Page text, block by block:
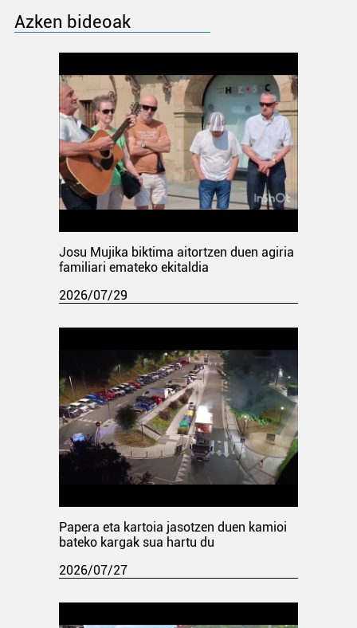
Azken bideoak
Josu Mujika biktima aitortzen duen agiria
familiari emateko ekitaldia
2026/07/29
Papera eta kartoia jasotzen duen kamioi
bateko kargak sua hartu du
2026/07/27